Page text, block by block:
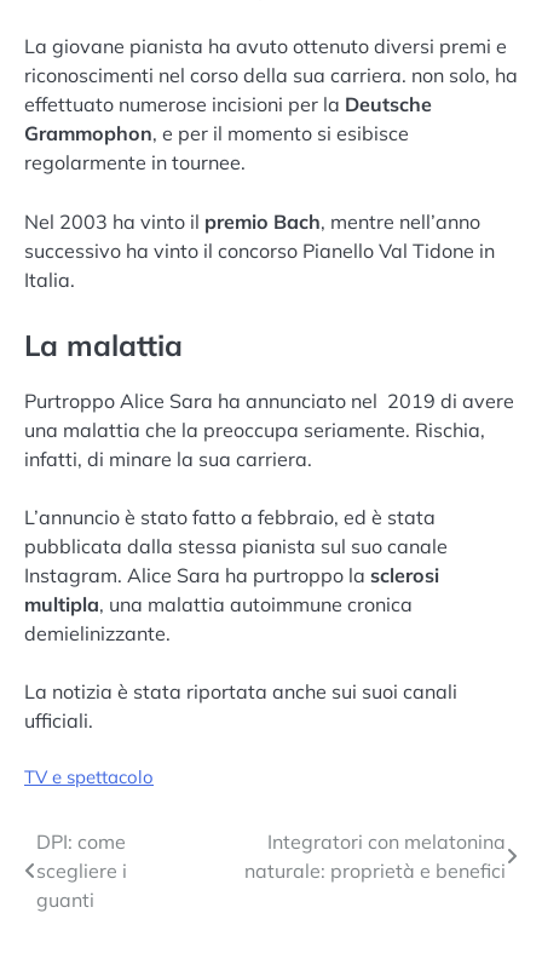
La giovane pianista ha avuto ottenuto diversi premi e
riconoscimenti nel corso della sua carriera. non solo, ha
effettuato numerose incisioni per la Deutsche
Grammophon, e per il momento si esibisce
regolarmente in tournee.
Nel 2003 ha vinto il premio Bach, mentre nell’anno
successivo ha vinto il concorso Pianello Val Tidone in
Italia.
La malattia
Purtroppo Alice Sara ha annunciato nel 2019 di avere
una malattia che la preoccupa seriamente. Rischia,
infatti, di minare la sua carriera.
L’annuncio è stato fatto a febbraio, ed è stata
pubblicata dalla stessa pianista sul suo canale
Instagram. Alice Sara ha purtroppo la sclerosi
multipla, una malattia autoimmune cronica
demielinizzante.
La notizia è stata riportata anche sui suoi canali
ufficiali.
TV e spettacolo
Navigazione
articoli
DPI: come
scegliere i
guanti
Integratori con melatonina
naturale: proprietà e benefici